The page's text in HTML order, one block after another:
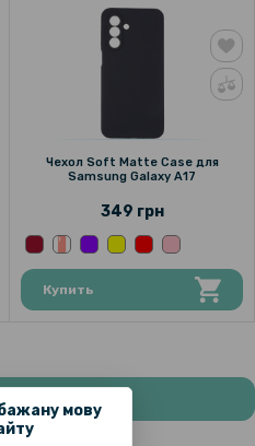
мову
Чехол Soft Matte Case для
Samsung Galaxy A17
349 грн
Купить
товаров